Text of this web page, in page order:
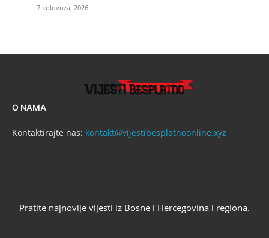
7 kolovoza, 2026
O NAMA
Kontaktirajte nas: kontakt@vijestibesplatnoonline.xyz
Pratite najnovije vijesti iz Bosne i Hercegovina i regiona.